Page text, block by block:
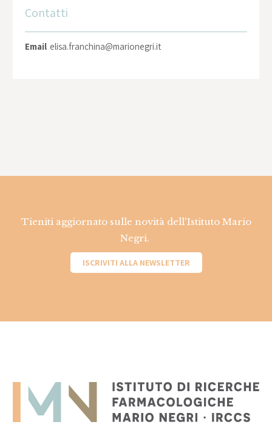
Contatti
Email elisa.franchina@marionegri.it
Tieniti aggiornato sulle novità dell'Istituto Mario
Negri.
ISCRIVITI ALLA NEWSLETTER